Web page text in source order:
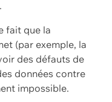
fait que la
(par exemple, la
des défauts de
données contre
impossible.